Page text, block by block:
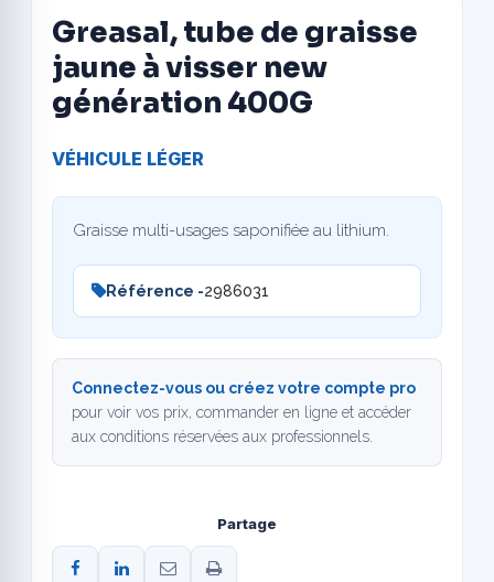
Greasal, tube de graisse
jaune à visser new
génération 400G
VÉHICULE LÉGER
Graisse multi-usages saponifiée au lithium.
Référence -2986031
Connectez-vous ou créez votre compte pro
pour voir vos prix, commander en ligne et accéder
aux conditions réservées aux professionnels.
Partage